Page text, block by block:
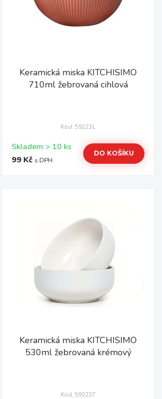
Keramická miska KITCHISIMO
710ml žebrovaná cihlová
Kód: 592231
Skladem > 10 ks
99 Kč s DPH
DO KOŠÍKU
Keramická miska KITCHISIMO
530ml žebrovaná krémový
Kód: 592237